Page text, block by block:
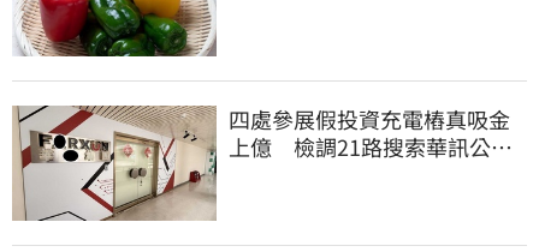
四處參展假投資充電樁真吸金
上億 檢調21路搜索華訊公